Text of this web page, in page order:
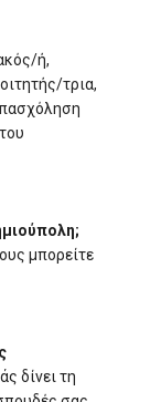
ή,
τρια,
μπορείτε
δίνει τη